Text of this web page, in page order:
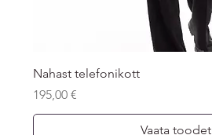
Nahast telefonikott
Price
195,00 €
Vaata toodet